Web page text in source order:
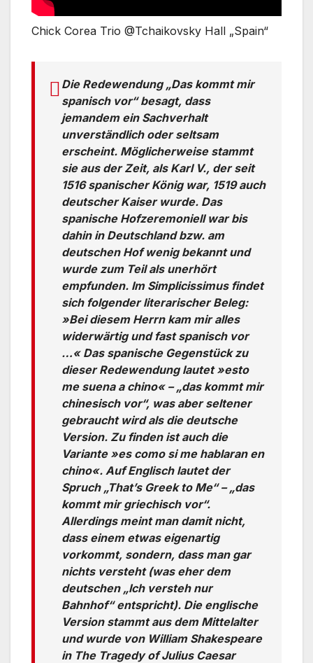
Chick Corea Trio @Tchaikovsky Hall „Spain“
Die Redewendung „Das kommt mir
spanisch vor“ besagt, dass
jemandem ein Sachverhalt
unverständlich oder seltsam
erscheint. Möglicherweise stammt
sie aus der Zeit, als Karl V., der seit
1516 spanischer König war, 1519 auch
deutscher Kaiser wurde. Das
spanische Hofzeremoniell war bis
dahin in Deutschland bzw. am
deutschen Hof wenig bekannt und
wurde zum Teil als unerhört
empfunden. Im Simplicissimus findet
sich folgender literarischer Beleg:
»Bei diesem Herrn kam mir alles
widerwärtig und fast spanisch vor
…« Das spanische Gegenstück zu
dieser Redewendung lautet »esto
me suena a chino« – „das kommt mir
chinesisch vor“, was aber seltener
gebraucht wird als die deutsche
Version. Zu finden ist auch die
Variante »es como si me hablaran en
chino«. Auf Englisch lautet der
Spruch „That’s Greek to Me“ – „das
kommt mir griechisch vor“.
Allerdings meint man damit nicht,
dass einem etwas eigenartig
vorkommt, sondern, dass man gar
nichts versteht (was eher dem
deutschen „Ich versteh nur
Bahnhof“ entspricht). Die englische
Version stammt aus dem Mittelalter
und wurde von William Shakespeare
in The Tragedy of Julius Caesar